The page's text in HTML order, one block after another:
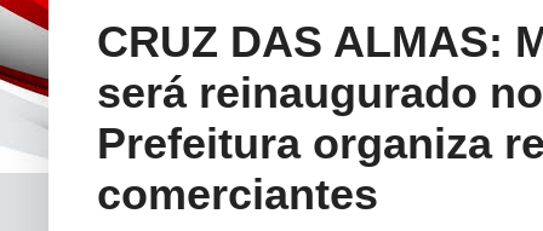
CRUZ DAS ALMAS:
será reinaugurado
Prefeitura organiza
comerciantes